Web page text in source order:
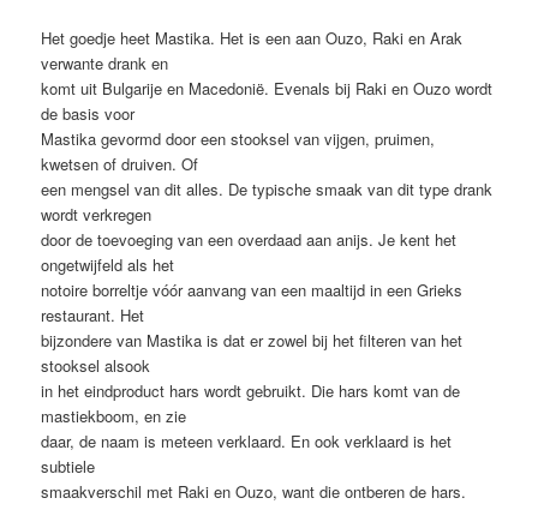
Het goedje heet Mastika. Het is een aan Ouzo, Raki en Arak
verwante drank en
komt uit Bulgarije en Macedonië. Evenals bij Raki en Ouzo wordt
de basis voor
Mastika gevormd door een stooksel van vijgen, pruimen,
kwetsen of druiven. Of
een mengsel van dit alles. De typische smaak van dit type drank
wordt verkregen
door de toevoeging van een overdaad aan anijs. Je kent het
ongetwijfeld als het
notoire borreltje vóór aanvang van een maaltijd in een Grieks
restaurant. Het
bijzondere van Mastika is dat er zowel bij het filteren van het
stooksel alsook
in het eindproduct hars wordt gebruikt. Die hars komt van de
mastiekboom, en zie
daar, de naam is meteen verklaard. En ook verklaard is het
subtiele
smaakverschil met Raki en Ouzo, want die ontberen de hars.